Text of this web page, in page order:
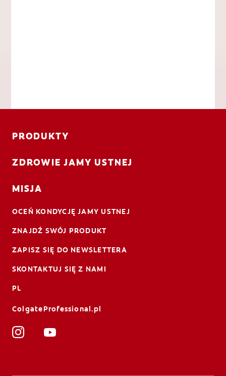
PRODUKTY
ZDROWIE JAMY USTNEJ
MISJA
OCEŃ KONDYCJĘ JAMY USTNEJ
ZNAJDŹ SWÓJ PRODUKT
ZAPISZ SIĘ DO NEWSLETTERA
SKONTAKTUJ SIĘ Z NAMI
PL
ColgateProfessional.pl